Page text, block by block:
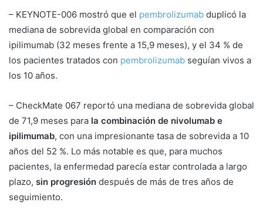
– KEYNOTE-006 mostró que el pembrolizumab duplicó la
mediana de sobrevida global en comparación con
ipilimumab (32 meses frente a 15,9 meses), y el 34 % de
los pacientes tratados con pembrolizumab seguían vivos a
los 10 años.
– CheckMate 067 reportó una mediana de sobrevida global
de 71,9 meses para la combinación de nivolumab e
ipilimumab, con una impresionante tasa de sobrevida a 10
años del 52 %. Lo más notable es que, para muchos
pacientes, la enfermedad parecía estar controlada a largo
plazo, sin progresión después de más de tres años de
seguimiento.